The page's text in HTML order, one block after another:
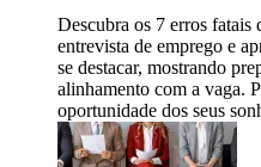
Descubra os 7 erros fatais
entrevista de emprego e
se destacar, mostrando
alinhamento com a vaga.
oportunidade dos seus